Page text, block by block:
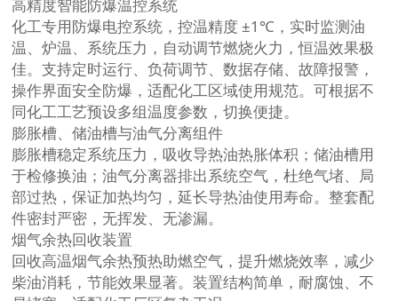
高精度智能防爆温控系统
化工专用防爆电控系统，控温精度 ±1℃，实时监测油
温、炉温、系统压力，自动调节燃烧火力，恒温效果极
佳。支持定时运行、负荷调节、数据存储、故障报警，
操作界面安全防爆，适配化工区域使用规范。可根据不
同化工工艺预设多组温度参数，切换便捷。
膨胀槽、储油槽与油气分离组件
膨胀槽稳定系统压力，吸收导热油热胀体积；储油槽用
于检修换油；油气分离器排出系统空气，杜绝气堵、局
部过热，保证加热均匀，延长导热油使用寿命。整套配
件密封严密，无挥发、无渗漏。
烟气余热回收装置
回收高温烟气余热预热助燃空气，提升燃烧效率，减少
柴油消耗，节能效果显著。装置结构简单，耐腐蚀、不